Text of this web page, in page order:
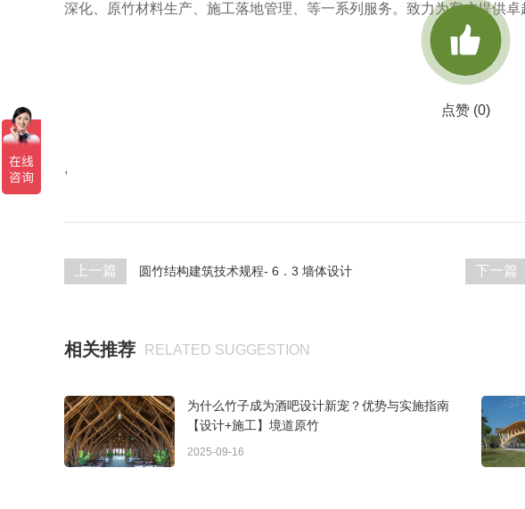
深化、原竹材料生产、施工落地管理、等一系列服务。致力为客户提供卓

点赞 (0)
,
上一篇 圆竹结构建筑技术规程- 6．3 墙体设计 下一篇
相关推荐 RELATED SUGGESTION
为什么竹子成为酒吧设计新宠？优势与实施指南
【设计+施工】境道原竹
2025-09-16